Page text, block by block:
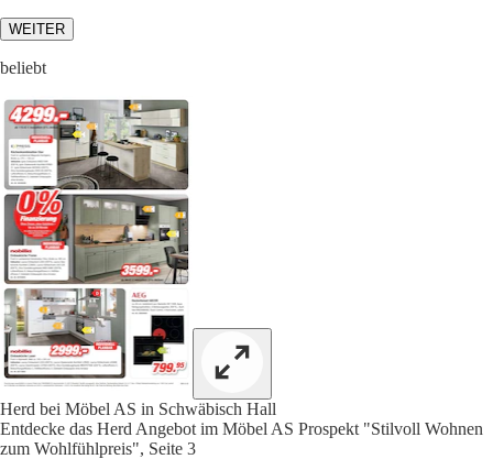
WEITER
beliebt
Herd bei Möbel AS in Schwäbisch Hall
Entdecke das Herd Angebot im Möbel AS Prospekt "Stilvoll Wohnen
zum Wohlfühlpreis", Seite 3